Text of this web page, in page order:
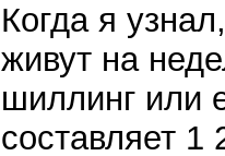
Когда я
живут на
шиллинг или
составляет 1